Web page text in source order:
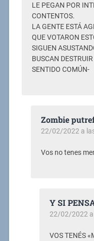
LE PEGAN POR
CONTENTOS.
LA GENTE ESTÁ
QUE VOTARON
SIGUEN
BUSCAN
SENTIDO COMÚN-
Zombie
22/02/2022 a
Vos no tenes
Y SI
22/02/2022 a
VOS TENÉS